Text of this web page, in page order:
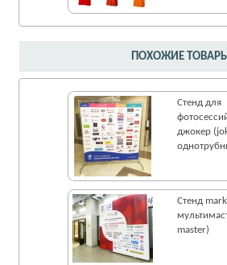
ПОХОЖИЕ ТОВАРЫ
Стенд для
джокер
Стенд
master)